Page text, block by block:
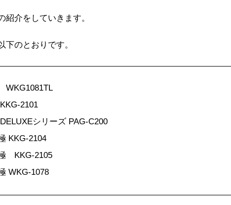
介をしていきます。
のとおりです。
2101
シリーズ PAG-C200
KKG-2104
KKG-2105
WKG-1078